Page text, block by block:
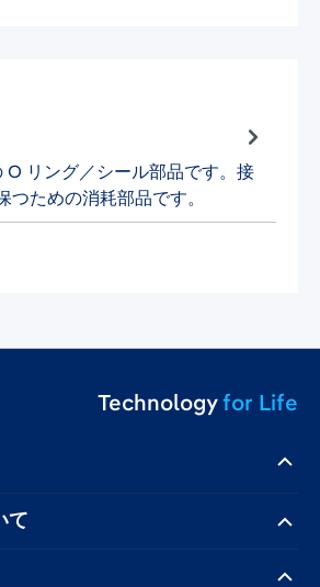
O リング／シール部品です。接
つための消耗部品です。
Technologyfor Life
て